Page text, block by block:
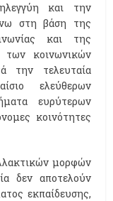
και την
στη βάση της
και της
των κοινωνικών
την τελευταία
ελεύθερων
ευρύτερων
κοινότητες
μορφών
δεν αποτελούν
εκπαίδευσης,